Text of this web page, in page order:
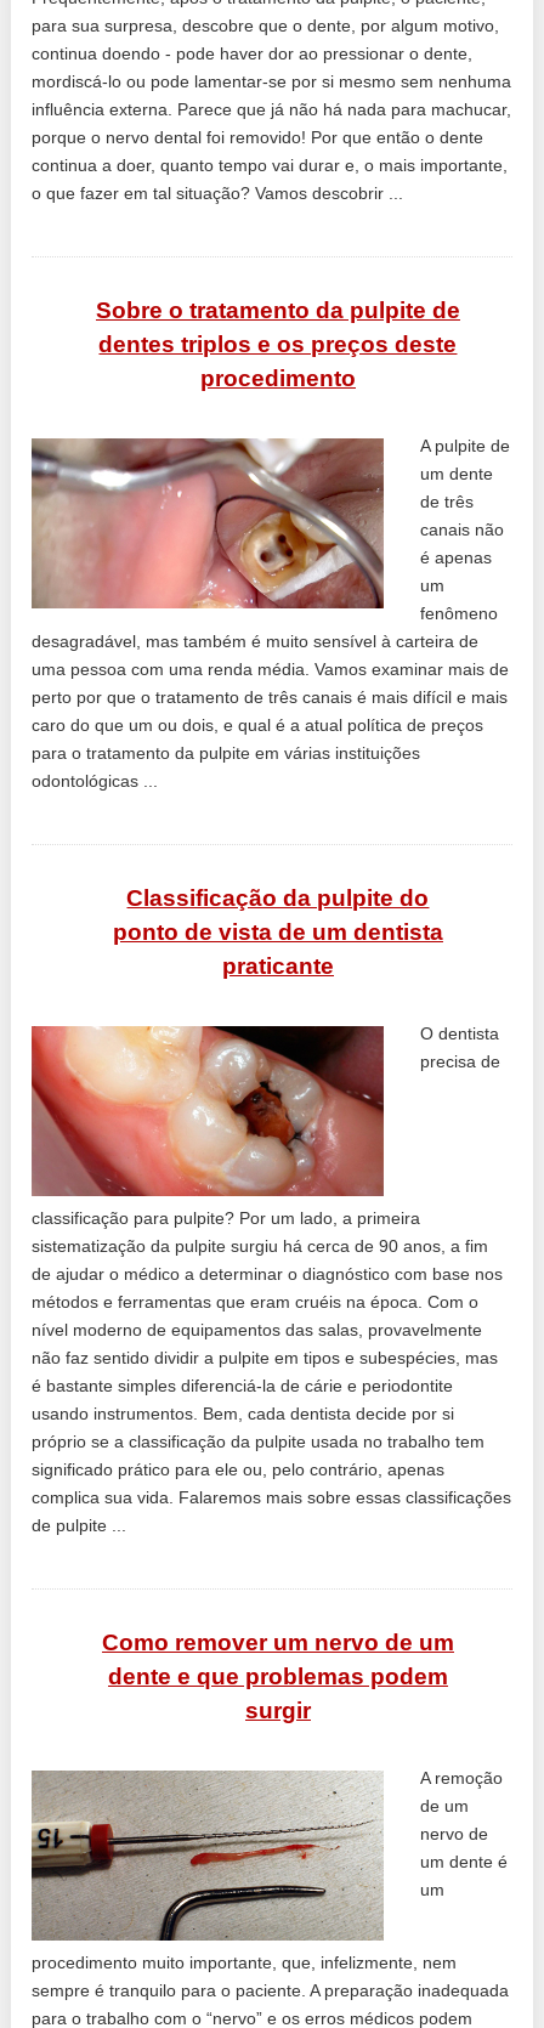
para sua surpresa, descobre que o dente, por algum motivo,
continua doendo - pode haver dor ao pressionar o dente,
mordiscá-lo ou pode lamentar-se por si mesmo sem nenhuma
influência externa. Parece que já não há nada para machucar,
porque o nervo dental foi removido! Por que então o dente
continua a doer, quanto tempo vai durar e, o mais importante,
o que fazer em tal situação? Vamos descobrir ...
Sobre o tratamento da pulpite de
dentes triplos e os preços deste
procedimento
A pulpite de
um dente
de três
canais não
é apenas
um
fenômeno
desagradável, mas também é muito sensível à carteira de
uma pessoa com uma renda média. Vamos examinar mais de
perto por que o tratamento de três canais é mais difícil e mais
caro do que um ou dois, e qual é a atual política de preços
para o tratamento da pulpite em várias instituições
odontológicas ...
Classificação da pulpite do
ponto de vista de um dentista
praticante
O dentista
precisa de
classificação para pulpite? Por um lado, a primeira
sistematização da pulpite surgiu há cerca de 90 anos, a fim
de ajudar o médico a determinar o diagnóstico com base nos
métodos e ferramentas que eram cruéis na época. Com o
nível moderno de equipamentos das salas, provavelmente
não faz sentido dividir a pulpite em tipos e subespécies, mas
é bastante simples diferenciá-la de cárie e periodontite
usando instrumentos. Bem, cada dentista decide por si
próprio se a classificação da pulpite usada no trabalho tem
significado prático para ele ou, pelo contrário, apenas
complica sua vida. Falaremos mais sobre essas classificações
de pulpite ...
Como remover um nervo de um
dente e que problemas podem
surgir
A remoção
de um
nervo de
um dente é
um
procedimento muito importante, que, infelizmente, nem
sempre é tranquilo para o paciente. A preparação inadequada
para o trabalho com o “nervo” e os erros médicos podem